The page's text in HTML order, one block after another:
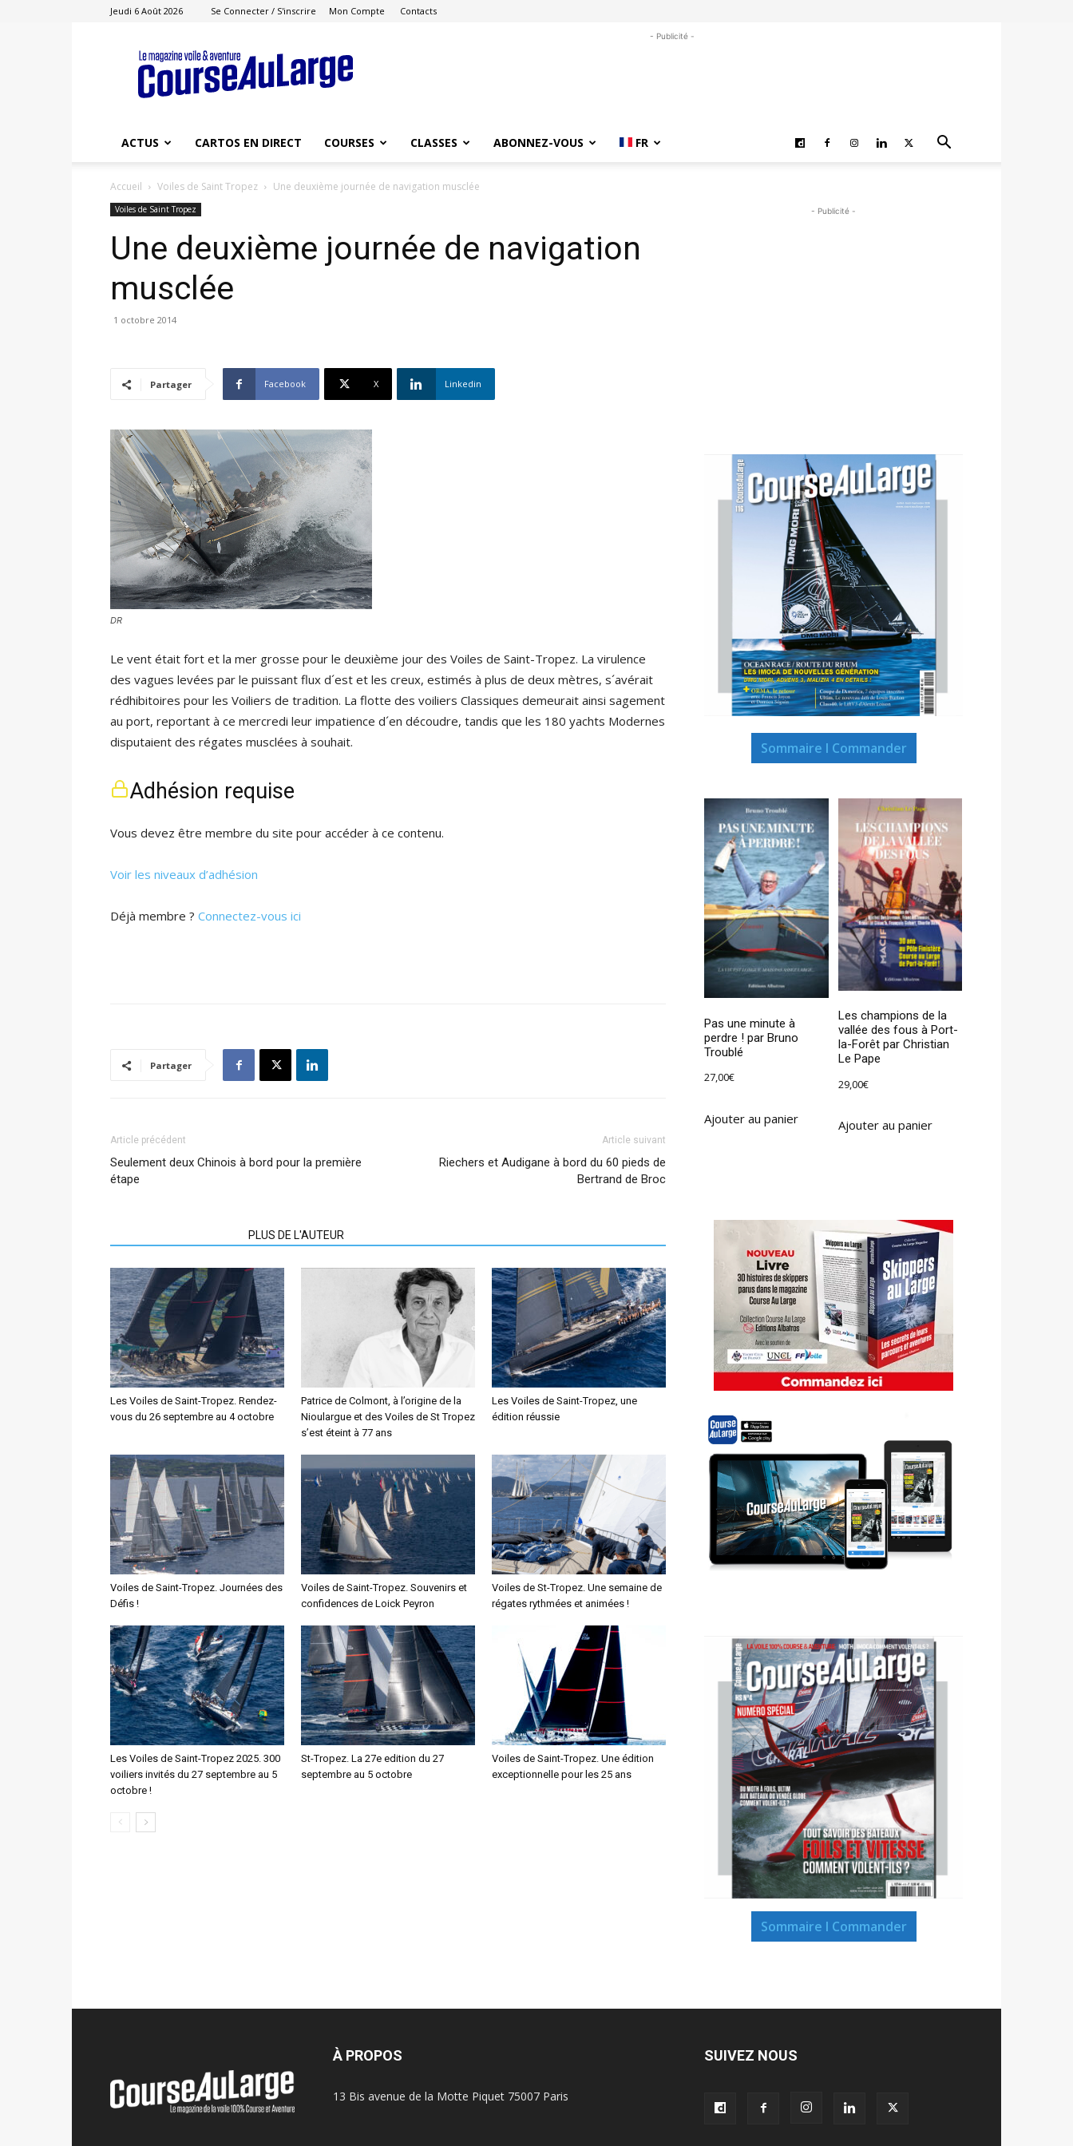
Jeudi 6 Août 2026 Se Connecter / S'inscrire Mon Compte Contacts
Course
au
Large
- Publicité -
ACTUS CARTOS EN DIRECT COURSES CLASSES ABONNEZ-VOUS FR
Accueil Voiles de Saint Tropez Une deuxième journée de navigation musclée
Voiles de Saint Tropez
Une deuxième journée de navigation
musclée
1 octobre 2014
Partager Facebook X Linkedin
DR
Le vent était fort et la mer grosse pour le deuxième jour des Voiles de Saint-Tropez. La virulence
des vagues levées par le puissant flux d´est et les creux, estimés à plus de deux mètres, s´avérait
rédhibitoires pour les Voiliers de tradition. La flotte des voiliers Classiques demeurait ainsi sagement
au port, reportant à ce mercredi leur impatience d´en découdre, tandis que les 180 yachts Modernes
disputaient des régates musclées à souhait.
Adhésion requise
Vous devez être membre du site pour accéder à ce contenu.
Voir les niveaux d’adhésion
Déjà membre ? Connectez-vous ici
Partager
Article précédent
Seulement deux Chinois à bord pour la première
étape
Article suivant
Riechers et Audigane à bord du 60 pieds de
Bertrand de Broc
PLUS DE L'AUTEUR
Les Voiles de Saint-Tropez. Rendez-
vous du 26 septembre au 4 octobre
Patrice de Colmont, à l’origine de la
Nioulargue et des Voiles de St Tropez
s’est éteint à 77 ans
Les Voiles de Saint-Tropez, une
édition réussie
Voiles de Saint-Tropez. Journées des
Défis !
Voiles de Saint-Tropez. Souvenirs et
confidences de Loick Peyron
Voiles de St-Tropez. Une semaine de
régates rythmées et animées !
Les Voiles de Saint-Tropez 2025. 300
voiliers invités du 27 septembre au 5
octobre !
St-Tropez. La 27e edition du 27
septembre au 5 octobre
Voiles de Saint-Tropez. Une édition
exceptionnelle pour les 25 ans
- Publicité -
Sommaire I Commander
Pas une minute à
perdre ! par Bruno
Troublé
27,00€
Ajouter au panier
Les champions de la
vallée des fous à Port-
la-Forêt par Christian
Le Pape
29,00€
Ajouter au panier
Sommaire I Commander
À PROPOS
13 Bis avenue de la Motte Piquet 75007 Paris
SUIVEZ NOUS